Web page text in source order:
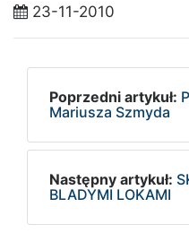
23-11-2010
Poprzedni artykuł:
Mariusza Szmyda
Następny artykuł:
BLADYMI LOKAMI